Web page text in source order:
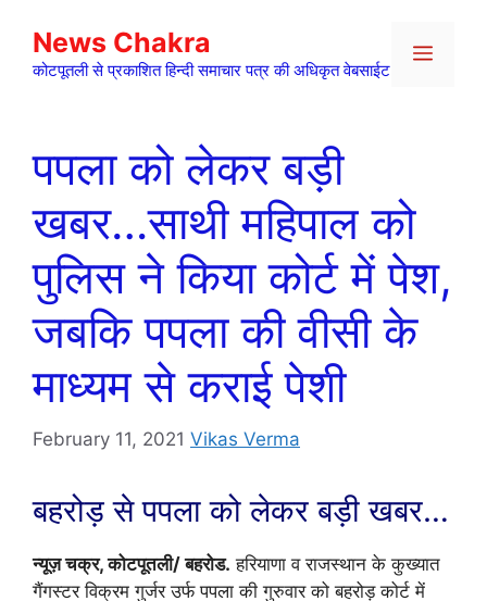
content
News Chakra
कोटपूतली से प्रकाशित हिन्दी समाचार पत्र की अधिकृत वेबसाईट
Menu
पपला को लेकर बड़ी
खबर…साथी महिपाल को
पुलिस ने किया कोर्ट में पेश,
जबकि पपला की वीसी के
माध्यम से कराई पेशी
February 11, 2021 Vikas Verma
बहरोड़ से पपला को लेकर बड़ी खबर…
न्यूज़ चक्र, कोटपूतली/ बहरोड. हरियाणा व राजस्थान के कुख्यात
गैंगस्टर विक्रम गुर्जर उर्फ पपला की गुरुवार को बहरोड़ कोर्ट में